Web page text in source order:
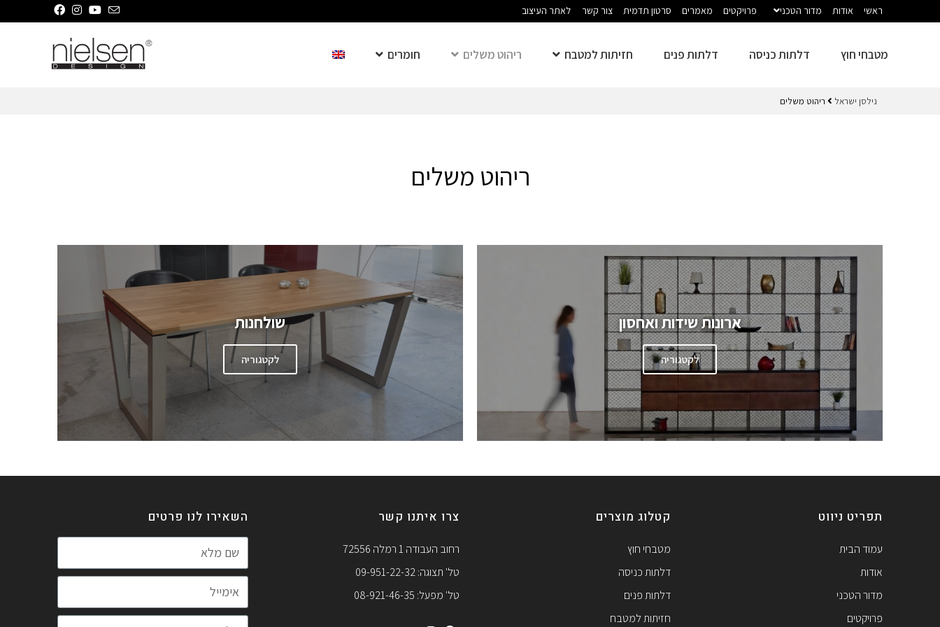
ראשי אודות מדור הטכני פרויקטים מאמרים סרטון תדמית צור קשר לאתר העיצוב
מטבחי חוץ דלתות כניסה דלתות פנים חזיתות למטבח ריהוט משלים חומרים
נילסן ישראל ריהוט משלים
ריהוט משלים
ארונות שידות ואחסון
לקטגוריה
שולחנות
לקטגוריה
תפריט ניווט
עמוד הבית
אודות
מדור הטכני
פרויקטים
קטלוג מוצרים
מטבחי חוץ
דלתות כניסה
דלתות פנים
חזיתות למטבח
צרו איתנו קשר
רחוב העבודה 1 רמלה 72556
טל' תצוגה: 09-951-22-32
טל' מפעל: 08-921-46-35
השאירו לנו פרטים